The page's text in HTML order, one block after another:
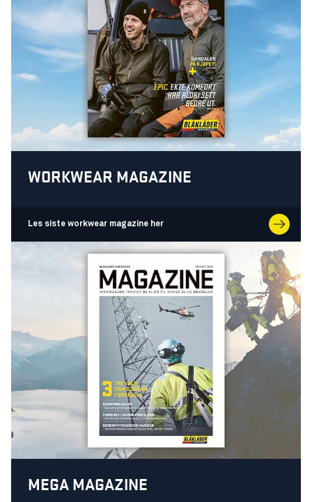
WORKWEAR MAGAZINE
Les siste workwear magazine her
MEGA MAGAZINE